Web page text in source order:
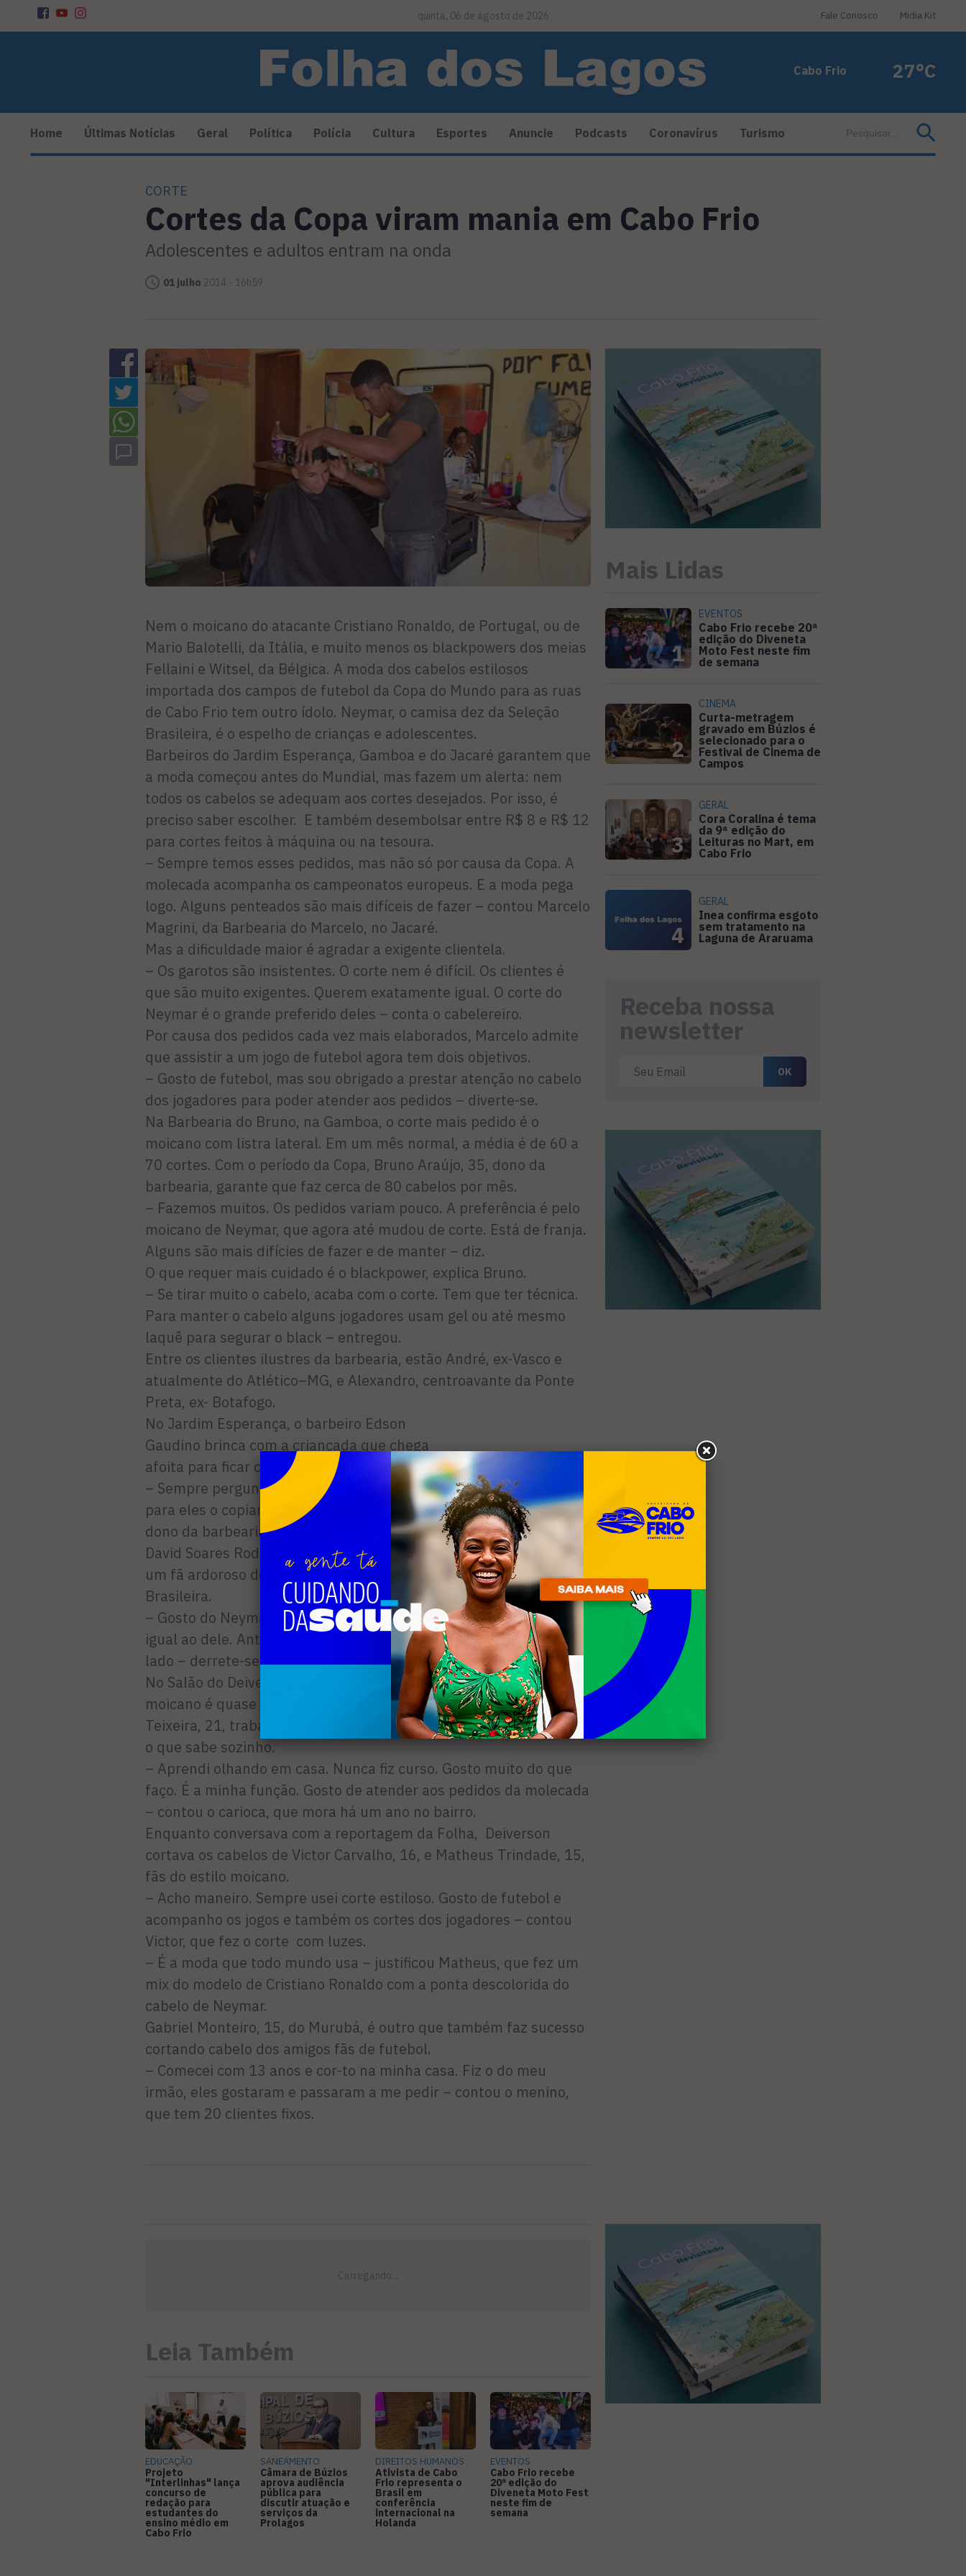
quinta, 06 de agosto de 2026 Fale Conosco Midia Kit
Cabo Frio 27°C
Home Últimas Notícias Geral Política Polícia Cultura Esportes Anuncie Podcasts Coronavírus Turismo
CORTE
Cortes da Copa viram mania em Cabo Frio
Adolescentes e adultos entram na onda
01 julho 2014 - 16h59
Nem o moicano do atacante Cristiano Ronaldo, de Portugal, ou de
Mario Balotelli, da Itália, e muito menos os blackpowers dos meias
Fellaini e Witsel, da Bélgica. A moda dos cabelos estilosos
importada dos campos de futebol da Copa do Mundo para as ruas
de Cabo Frio tem outro ídolo. Neymar, o camisa dez da Seleção
Brasileira, é o espelho de crianças e adolescentes.
Barbeiros do Jardim Esperança, Gamboa e do Jacaré garantem que
a moda começou antes do Mundial, mas fazem um alerta: nem
todos os cabelos se adequam aos cortes desejados. Por isso, é
preciso saber escolher. E também desembolsar entre R$ 8 e R$ 12
para cortes feitos à máquina ou na tesoura.
– Sempre temos esses pedidos, mas não só por causa da Copa. A
molecada acompanha os campeonatos europeus. E a moda pega
logo. Alguns penteados são mais difíceis de fazer – contou Marcelo
Magrini, da Barbearia do Marcelo, no Jacaré.
Mas a dificuldade maior é agradar a exigente clientela.
– Os garotos são insistentes. O corte nem é difícil. Os clientes é
que são muito exigentes. Querem exatamente igual. O corte do
Neymar é o grande preferido deles – conta o cabelereiro.
Por causa dos pedidos cada vez mais elaborados, Marcelo admite
que assistir a um jogo de futebol agora tem dois objetivos.
– Gosto de futebol, mas sou obrigado a prestar atenção no cabelo
dos jogadores para poder atender aos pedidos – diverte-se.
Na Barbearia do Bruno, na Gamboa, o corte mais pedido é o
moicano com listra lateral. Em um mês normal, a média é de 60 a
70 cortes. Com o período da Copa, Bruno Araújo, 35, dono da
barbearia, garante que faz cerca de 80 cabelos por mês.
– Fazemos muitos. Os pedidos variam pouco. A preferência é pelo
moicano de Neymar, que agora até mudou de corte. Está de franja.
Alguns são mais difícies de fazer e de manter – diz.
O que requer mais cuidado é o blackpower, explica Bruno.
– Se tirar muito o cabelo, acaba com o corte. Tem que ter técnica.
Para manter o cabelo alguns jogadores usam gel ou até mesmo
laquê para segurar o black – entregou.
Entre os clientes ilustres da barbearia, estão André, ex-Vasco e
atualmente do Atlético–MG, e Alexandro, centroavante da Ponte
Preta, ex- Botafogo.
No Jardim Esperança, o barbeiro Edson
Gaudino brinca com a criançada que chega
afoita para ficar como Neymar.
– Sempre pergunto quanto o Neymar paga
para eles o copiarem – disse, entre risos, o
dono da barbearia Edson Cabeleireiros.
David Soares Rodrigues, de apenas 11 anos, é
um fã ardoroso do craque da Seleção
Brasileira.
– Gosto do Neymar, por isso corto o cabelo
igual ao dele. Antes eu estava com o corte que ele usava para o
lado – derrete-se o menino.
No Salão do Deiverson, também no Jardim, não é diferente. O
moicano é quase unanimidade. O barbeiro Deiverson Magela
Teixeira, 21, trabalha há 15 anos no ramo e diz que aprendeu tudo
o que sabe sozinho.
– Aprendi olhando em casa. Nunca fiz curso. Gosto muito do que
faço. É a minha função. Gosto de atender aos pedidos da molecada
– contou o carioca, que mora há um ano no bairro.
Enquanto conversava com a reportagem da Folha, Deiverson
cortava os cabelos de Victor Carvalho, 16, e Matheus Trindade, 15,
fãs do estilo moicano.
– Acho maneiro. Sempre usei corte estiloso. Gosto de futebol e
acompanho os jogos e também os cortes dos jogadores – contou
Victor, que fez o corte com luzes.
– É a moda que todo mundo usa – justificou Matheus, que fez um
mix do modelo de Cristiano Ronaldo com a ponta descolorida do
cabelo de Neymar.
Gabriel Monteiro, 15, do Murubá, é outro que também faz sucesso
cortando cabelo dos amigos fãs de futebol.
– Comecei com 13 anos e cor-to na minha casa. Fiz o do meu
irmão, eles gostaram e passaram a me pedir – contou o menino,
que tem 20 clientes fixos.
Mais Lidas
1
EVENTOS
Cabo Frio recebe 20ª
edição do Diveneta
Moto Fest neste fim
de semana
2
CINEMA
Curta-metragem
gravado em Búzios é
selecionado para o
Festival de Cinema de
Campos
3
GERAL
Cora Coralina é tema
da 9ª edição do
Leituras no Mart, em
Cabo Frio
4
GERAL
Inea confirma esgoto
sem tratamento na
Laguna de Araruama
Receba nossa
newsletter
Leia Também
EDUCAÇÃO
Projeto
"Interlinhas" lança
concurso de
redação para
estudantes do
ensino médio em
Cabo Frio
SANEAMENTO
Câmara de Búzios
aprova audiência
pública para
discutir atuação e
serviços da
Prolagos
DIREITOS HUMANOS
Ativista de Cabo
Frio representa o
Brasil em
conferência
internacional na
Holanda
EVENTOS
Cabo Frio recebe
20ª edição do
Diveneta Moto Fest
neste fim de
semana